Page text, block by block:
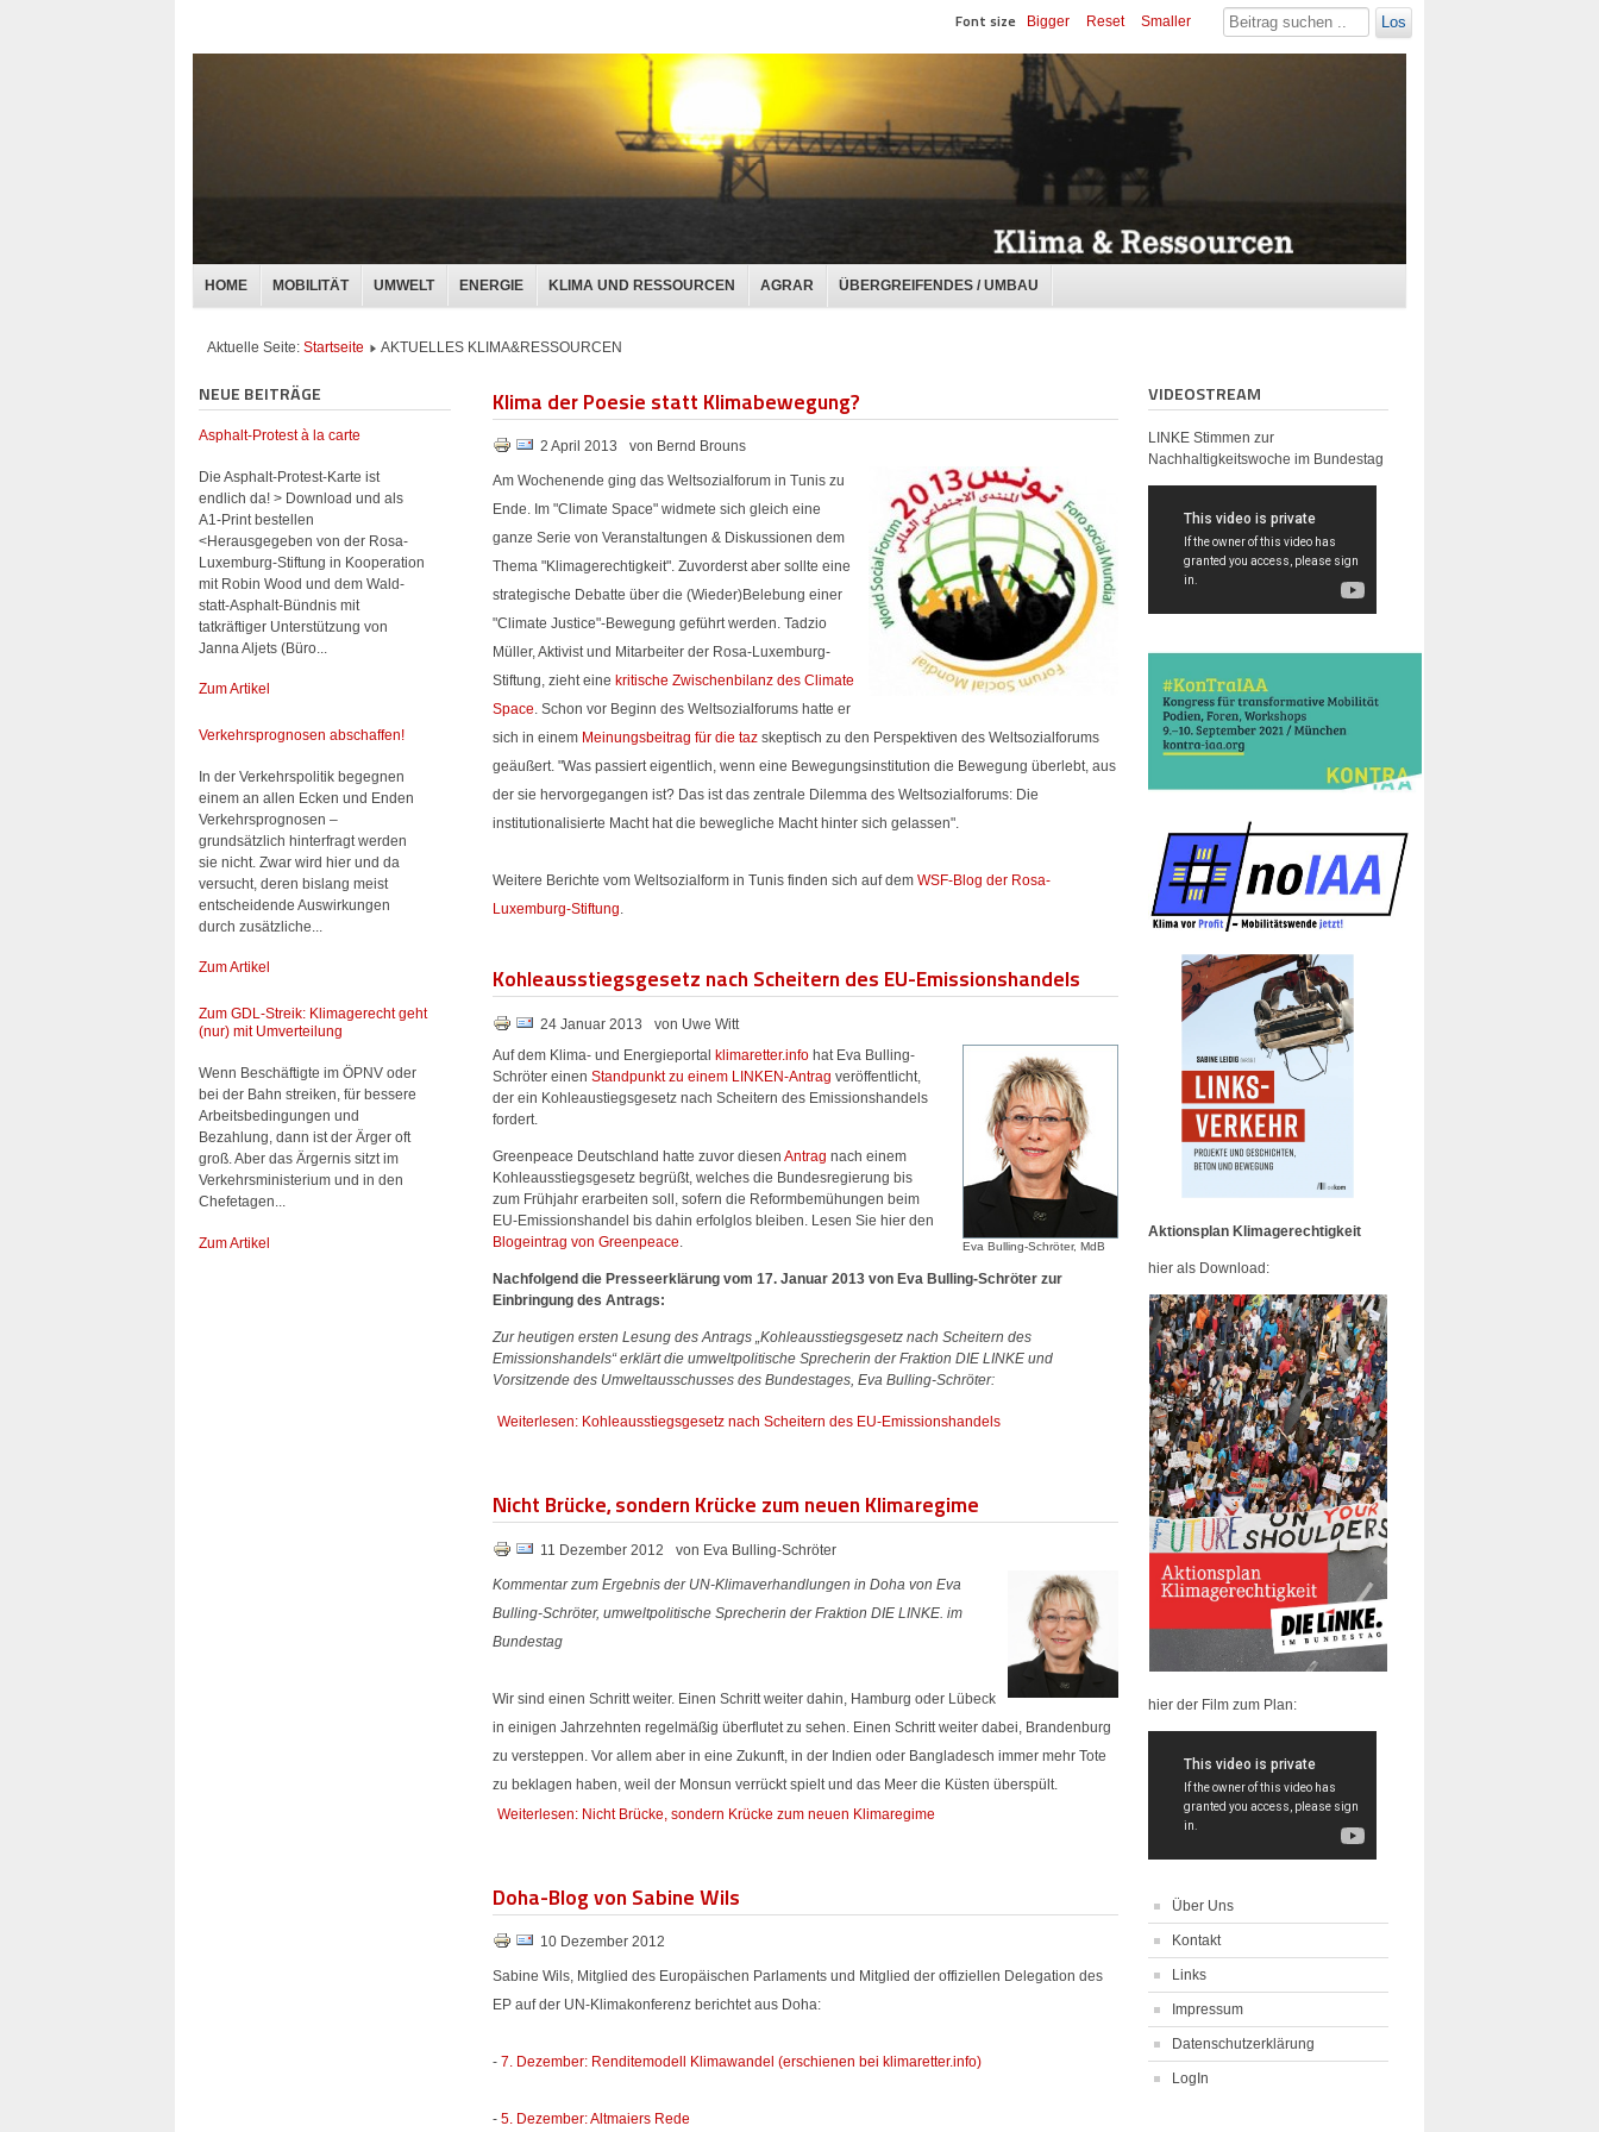
HOME MOBILITÄT UMWELT ENERGIE KLIMA UND RESSOURCEN AGRAR ÜBERGREIFENDES / UMBAU
Font size Bigger Reset Smaller Los
Aktuelle Seite: Startseite AKTUELLES KLIMA&RESSOURCEN
NEUE BEITRÄGE
Asphalt-Protest à la carte
Die Asphalt-Protest-Karte ist
endlich da! > Download und als
A1-Print bestellen
<Herausgegeben von der Rosa-
Luxemburg-Stiftung in Kooperation
mit Robin Wood und dem Wald-
statt-Asphalt-Bündnis mit
tatkräftiger Unterstützung von
Janna Aljets (Büro...
Zum Artikel
Verkehrsprognosen abschaffen!
In der Verkehrspolitik begegnen
einem an allen Ecken und Enden
Verkehrsprognosen –
grundsätzlich hinterfragt werden
sie nicht. Zwar wird hier und da
versucht, deren bislang meist
entscheidende Auswirkungen
durch zusätzliche...
Zum Artikel
Zum GDL-Streik: Klimagerecht geht
(nur) mit Umverteilung
Wenn Beschäftigte im ÖPNV oder
bei der Bahn streiken, für bessere
Arbeitsbedingungen und
Bezahlung, dann ist der Ärger oft
groß. Aber das Ärgernis sitzt im
Verkehrsministerium und in den
Chefetagen...
Zum Artikel
Klima der Poesie statt Klimabewegung?
2 April 2013 von Bernd Brouns
Am Wochenende ging das Weltsozialforum in Tunis zu
Ende. Im "Climate Space" widmete sich gleich eine
ganze Serie von Veranstaltungen & Diskussionen dem
Thema "Klimagerechtigkeit". Zuvorderst aber sollte eine
strategische Debatte über die (Wieder)Belebung einer
"Climate Justice"-Bewegung geführt werden. Tadzio
Müller, Aktivist und Mitarbeiter der Rosa-Luxemburg-
Stiftung, zieht eine kritische Zwischenbilanz des Climate
Space. Schon vor Beginn des Weltsozialforums hatte er
sich in einem Meinungsbeitrag für die taz skeptisch zu den Perspektiven des Weltsozialforums
geäußert."Was passiert eigentlich, wenn eine Bewegungsinstitution die Bewegung überlebt, aus
der sie hervorgegangen ist? Das ist das zentrale Dilemma des Weltsozialforums: Die
institutionalisierte Macht hat die bewegliche Macht hinter sich gelassen".
Weitere Berichte vom Weltsozialform in Tunis finden sich auf demWSF-Blog der Rosa-
Luxemburg-Stiftung.
Kohleausstiegsgesetz nach Scheitern des EU-Emissionshandels
24 Januar 2013 von Uwe Witt
Eva Bulling-Schröter, MdB
Auf dem Klima- und Energieportalklimaretter.info hat Eva Bulling-
Schröter einenStandpunkt zu einem LINKEN-Antrag veröffentlicht,
der ein Kohleaustiegsgesetz nach Scheitern des Emissionshandels
fordert.
Greenpeace Deutschland hatte zuvor diesenAntrag nach einem
Kohleausstiegsgesetz begrüßt, welches die Bundesregierung bis
zum Frühjahr erarbeiten soll, sofern die Reformbemühungen beim
EU-Emissionshandel bis dahin erfolglos bleiben. Lesen Sie hier den
Blogeintrag von Greenpeace.
Nachfolgend die Presseerklärung vom 17. Januar 2013 von Eva Bulling-Schröter zur
Einbringung des Antrags:
Zur heutigen ersten Lesung des Antrags „Kohleausstiegsgesetz nach Scheitern des
Emissionshandels“ erklärt die umweltpolitische Sprecherin der Fraktion DIE LINKE und
Vorsitzende des Umweltausschusses des Bundestages, Eva Bulling-Schröter:
Weiterlesen: Kohleausstiegsgesetz nach Scheitern des EU-Emissionshandels
Nicht Brücke, sondern Krücke zum neuen Klimaregime
11 Dezember 2012 von Eva Bulling-Schröter
Kommentar zum Ergebnis der UN-Klimaverhandlungen in Doha von Eva
Bulling-Schröter, umweltpolitische Sprecherin der Fraktion DIE LINKE. im
Bundestag
Wir sind einen Schritt weiter. Einen Schritt weiter dahin, Hamburg oder Lübeck
in einigen Jahrzehnten regelmäßig überflutet zu sehen. Einen Schritt weiter dabei, Brandenburg
zu versteppen. Vor allem aber in eine Zukunft, in der Indien oder Bangladesch immer mehr Tote
zu beklagen haben, weil der Monsun verrückt spielt und das Meer die Küsten überspült.
Weiterlesen: Nicht Brücke, sondern Krücke zum neuen Klimaregime
Doha-Blog von Sabine Wils
10 Dezember 2012
Sabine Wils, Mitglied des Europäischen Parlaments und Mitglied der offiziellen Delegation des
EP auf der UN-Klimakonferenz berichtet aus Doha:
-7. Dezember: Renditemodell Klimawandel (erschienen bei klimaretter.info)
-5. Dezember: Altmaiers Rede
VIDEOSTREAM
LINKE Stimmen zur
Nachhaltigkeitswoche im Bundestag
Aktionsplan Klimagerechtigkeit
hier als Download:
hier der Film zum Plan:
Über Uns
Kontakt
Links
Impressum
Datenschutzerklärung
LogIn